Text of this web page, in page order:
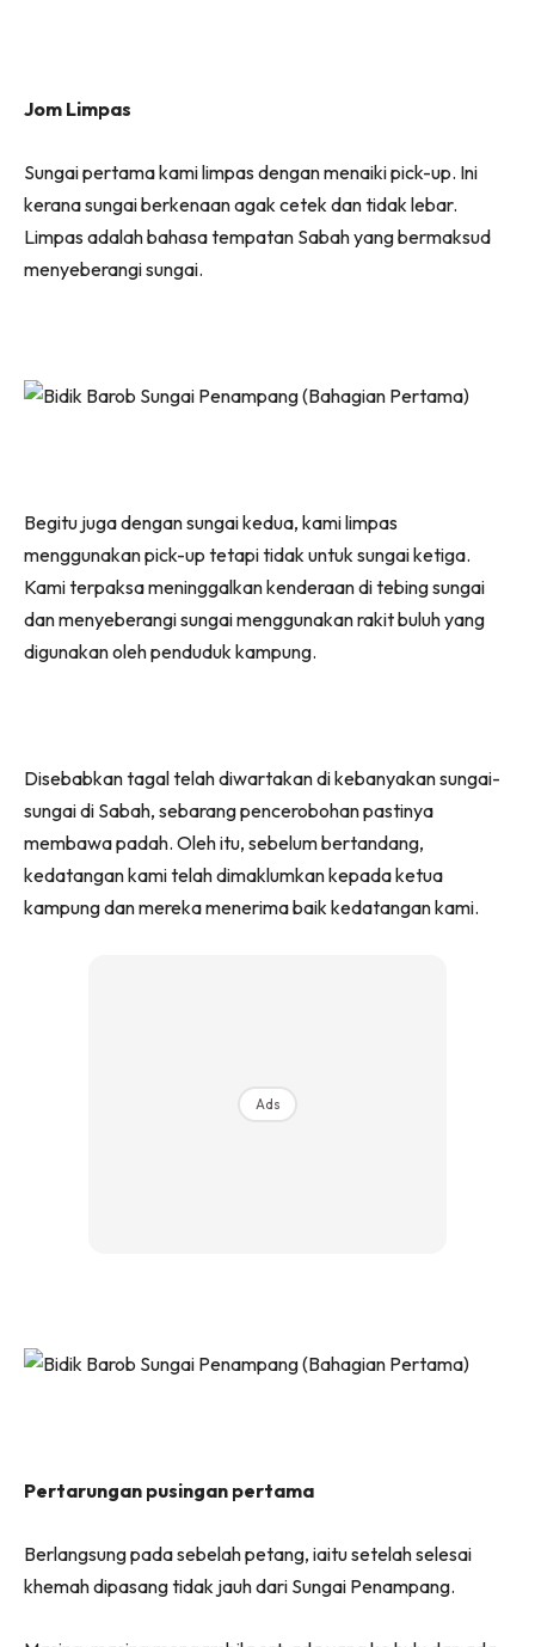
Jom Limpas
Sungai pertama kami limpas dengan menaiki pick-up. Ini
kerana sungai berkenaan agak cetek dan tidak lebar.
Limpas adalah bahasa tempatan Sabah yang bermaksud
menyeberangi sungai.
Begitu juga dengan sungai kedua, kami limpas
menggunakan pick-up tetapi tidak untuk sungai ketiga.
Kami terpaksa meninggalkan kenderaan di tebing sungai
dan menyeberangi sungai menggunakan rakit buluh yang
digunakan oleh penduduk kampung.
Disebabkan tagal telah diwartakan di kebanyakan sungai-
sungai di Sabah, sebarang pencerobohan pastinya
membawa padah. Oleh itu, sebelum bertandang,
kedatangan kami telah dimaklumkan kepada ketua
kampung dan mereka menerima baik kedatangan kami.
Ads
Pertarungan pusingan pertama
Berlangsung pada sebelah petang, iaitu setelah selesai
khemah dipasang tidak jauh dari Sungai Penampang.